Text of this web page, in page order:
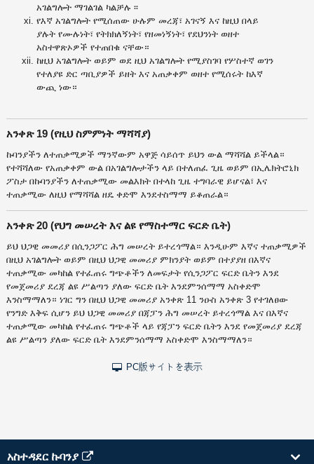
አገልግሎት ማገልገል ካልቻሉ ፡፡
የእኛ አገልግሎት የሚሰጠው ሁሉም መረጃ፣ አገናኝ እና ከዚህ በላይ
ያሉት የሙሉነት፣ የትክክለኝነት፣ የዘመነኝነት፣ የደህንነት ወዘተ
አስተዋጽኦዎች የተጠበቁ ናቸው።
ከዚህ አገልግሎት ወይም ወደ ዚህ አገልግሎት የሚያስገባ የሦስተኛ ወገን
የተለያዩ ድር ጣቢያዎች ይዘት እና አጠቃቀም ወዘተ የሚሰሩት ከእኛ
ውጪ ነው።
አንቀጽ 19 (የዚህ ስምምነት ማሻሻያ)
ኩባንያችን ለተጠቃሚዎች ማንኛውም አዋጅ ሳይሰጥ ይህን ውል ማሻሻል ይችላል።
የተሻሻለው የአጠቃቀም ውል በአገልግሎታችን ላይ በተለጠፈ ጊዜ ወይም በኢሌክትሮኒክ
ፖስታ በኩባንያችን ለተጠቃሚው መልእክት በተላከ ጊዜ ተግባራዊ ይሆናል፣ እና
ተጠቃሚው ለዚህ የማሻሻል ዘዴ ቀድሞ እንደተስማማ ይቆጠራል።
አንቀጽ 20 (የህግ መሠረት እና ልዩ የማስተማር ፍርድ ቤት)
ይህ ህጋዊ መመሪያ በሲንጋፖር ሕግ መሠረት ይተረጎማል። እንዲሁም እኛና ተጠቃሚዎች
በዚህ አገልግሎት ወይም በዚህ ህጋዊ መመሪያ ምክንያት ወይም በተያያዘ በእኛና
ተጠቃሚው መካከል የተፈጠሩ ግጭቶችን ለመፍታት የሲንጋፖር ፍርድ ቤትን እንደ
የመጀመሪያ ደረጃ ልዩ ሥልጣን ያለው ፍርድ ቤት እንደምንሰማማ አስቀድሞ
እንስማማለን። ነገር ግን በዚህ ህጋዊ መመሪያ አንቀጽ 11 ንዑስ አንቀጽ 3 የተገለፀው
የንግድ እቅፍ ሲሆን ይህ ህጋዊ መመሪያ በጃፓን ሕግ መሠረት ይተረጎማል እና በእኛና
ተጠቃሚው መካከል የተፈጠሩ ግጭቶች ላይ የጃፓን ፍርድ ቤትን እንደ የመጀመሪያ ደረጃ
ልዩ ሥልጣን ያለው ፍርድ ቤት እንደምንሰማማ አስቀድሞ እንስማማለን።
PC版サイトを表示
አስተዳደር ኩባንያ